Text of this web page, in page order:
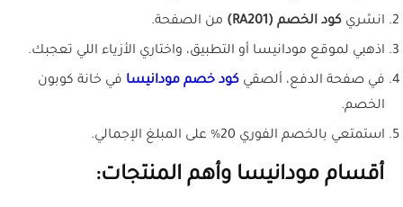
انشري كود الخصم (RA201) من الصفحة.
اذهبي لموقع مودانيسا أو التطبيق، واختاري الأزياء اللي تعجبك.
في صفحة الدفع، ألصقي كود خصم مودانيسا في خانة كوبون
الخصم.
استمتعي بالخصم الفوري 20% على المبلغ الإجمالي.
أقسام مودانيسا وأهم المنتجات: